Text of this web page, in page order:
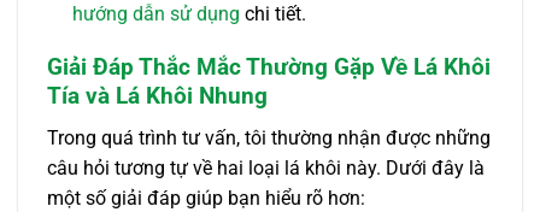
hướng dẫn sử dụng chi tiết.
Giải Đáp Thắc Mắc Thường Gặp Về Lá Khôi
Tía và Lá Khôi Nhung
Trong quá trình tư vấn, tôi thường nhận được những
câu hỏi tương tự về hai loại lá khôi này. Dưới đây là
một số giải đáp giúp bạn hiểu rõ hơn: